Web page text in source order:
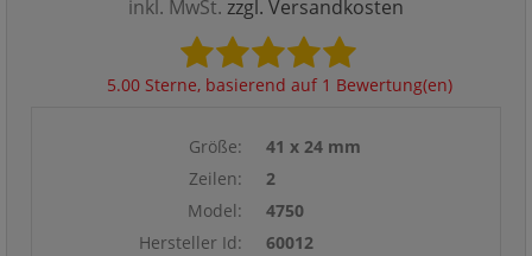
inkl. MwSt. zzgl. Versandkosten
5.00 Sterne, basierend auf 1 Bewertung(en)
Größe:
41 x 24 mm
Zeilen:
2
Model:
4750
Hersteller Id:
60012